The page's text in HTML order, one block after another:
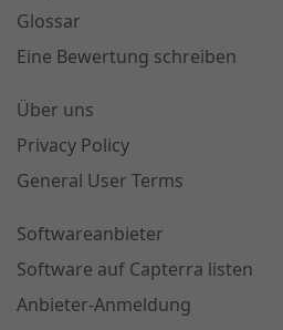
Glossar
Eine Bewertung schreiben
Über uns
Privacy Policy
General User Terms
Softwareanbieter
Software auf Capterra listen
Anbieter-Anmeldung